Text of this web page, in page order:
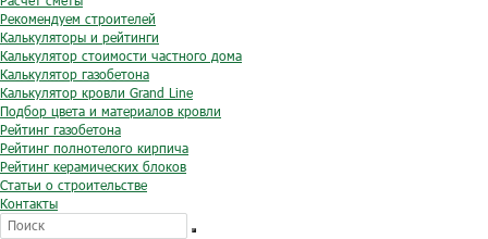
Рекомендуем строителей
Калькуляторы и рейтинги
Калькулятор стоимости частного дома
Калькулятор газобетона
Калькулятор кровли Grand Line
Подбор цвета и материалов кровли
Рейтинг газобетона
Рейтинг полнотелого кирпича
Рейтинг керамических блоков
Статьи о строительстве
Контакты